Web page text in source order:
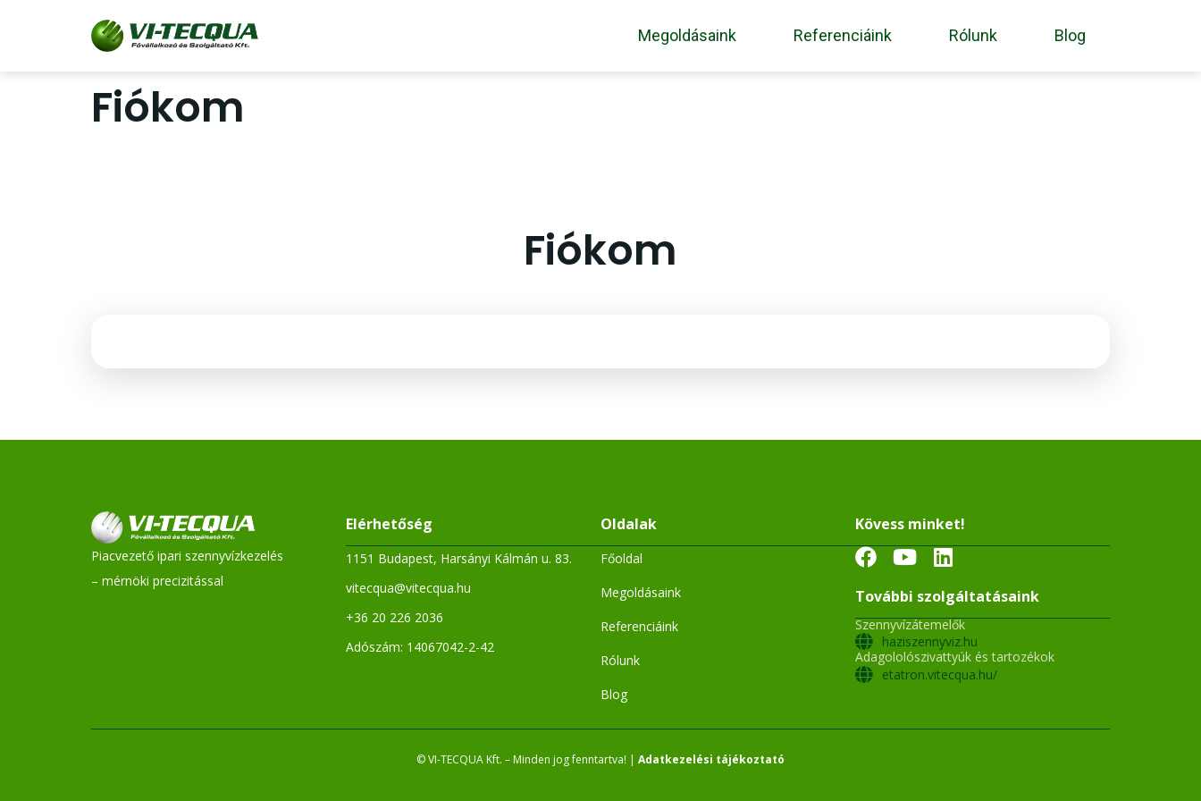
Megoldásaink Referenciáink Rólunk Blog
Fiókom
Fiókom
Piacvezető ipari szennyvízkezelés
– mérnöki precizitással
Elérhetőség
1151 Budapest, Harsányi Kálmán u. 83.
vitecqua@vitecqua.hu
+36 20 226 2036
Adószám: 14067042-2-42
Oldalak
Főoldal
Megoldásaink
Referenciáink
Rólunk
Blog
Kövess minket!
További szolgáltatásaink
Szennyvízátemelők
haziszennyviz.hu
Adagololószivattyúk és tartozékok
etatron.vitecqua.hu/
© VI-TECQUA Kft. – Minden jog fenntartva! | Adatkezelési tájékoztató